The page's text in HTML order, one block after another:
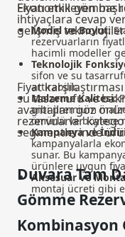
Ekonomik gömme
ihtiyaçlara cevap
gelişmiş teknolojiler
Fiyatı etkileyen
Model ve Boyut:
rezervuarların
hacimli modeller
Teknolojik
sifon ve su
artırabilir.
Malzeme Kalitesi:
gibi premium
ömürlü ve böylece
Kampanya ve
kampanyalarla
sunar. Bu
ürünlere uygun
Aksesuar ve
montaj ücreti gibi
Fiyat
su tasarrufu ve
avantajları göz
rezervuarlar
segmentlerinde
Duvara Tam
Gömme
Kombinasyon